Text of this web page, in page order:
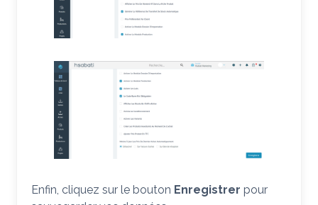
Enfin, cliquez sur le bouton Enregistrer pour